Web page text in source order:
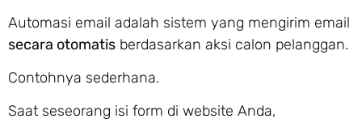
Automasi email adalah sistem yang mengirim email
secara otomatis berdasarkan aksi calon pelanggan.
Contohnya sederhana.
Saat seseorang isi form di website Anda,